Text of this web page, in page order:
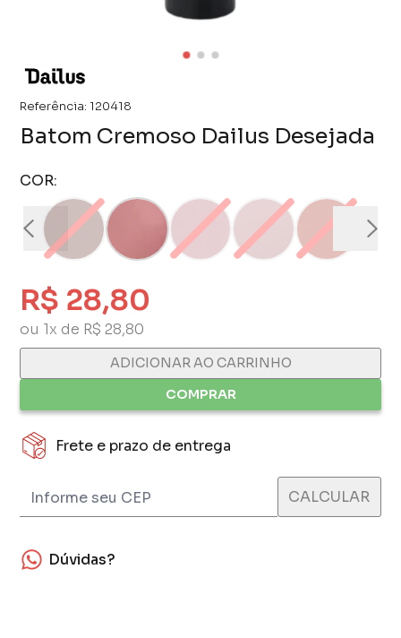
Referência: 120418
Batom Cremoso Dailus Desejada
COR:
R$ 28,80
ou 1x de R$ 28,80
ADICIONAR AO CARRINHO
COMPRAR
Frete e prazo de entrega
Dúvidas?